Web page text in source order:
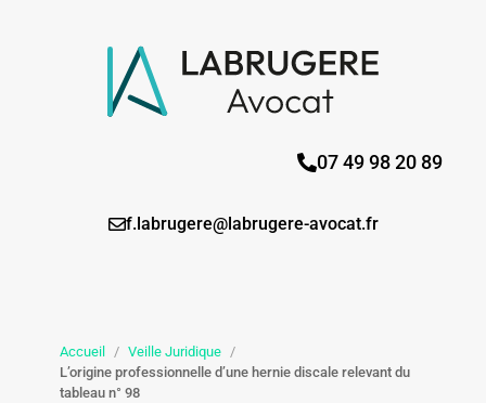
07 49 98 20 89
f.labrugere@labrugere-avocat.fr
Accueil / Veille Juridique /
L’origine professionnelle d’une hernie discale relevant du
tableau n° 98